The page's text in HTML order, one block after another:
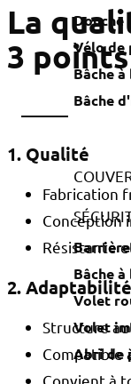
Douche
Vélo de
Bâche à
Bâche
Bâche
Volet
Volet
Abri de
La
3 points
1. Qualité
Fabrication
Conception
Résistante
2. Adaptabilité
Structure
Compatible
Convient à